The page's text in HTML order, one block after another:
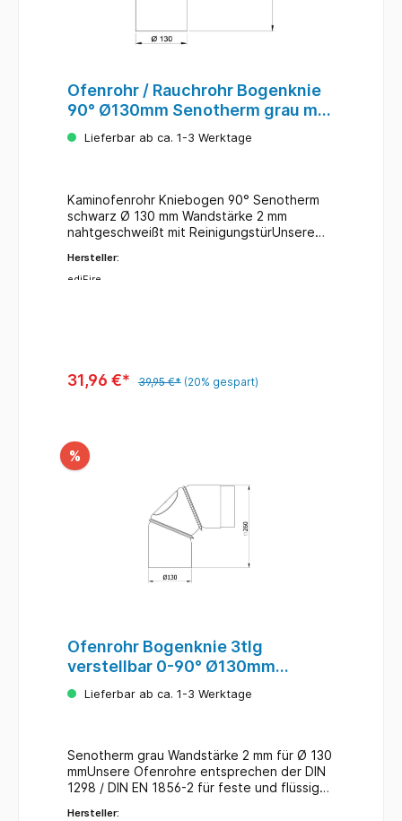
Ofenrohr / Rauchrohr Bogenknie
90° Ø130mm Senotherm grau mit
TürLieferbar ab ca. 1-3 Werktage
Kaminofenrohr Kniebogen 90° Senotherm
schwarz Ø 130 mm Wandstärke 2 mm
nahtgeschweißt mit ReinigungstürUnsere
EN 1856-2 für feste und flüssige
Brennstoffe.
Hersteller:
ediFire
31,96 €* 39,95 €* (20% gespart)
%
Ofenrohr Bogenknie 3tlg
verstellbar 0-90° Ø130mm
Senoth. grau m.T.
Lieferbar ab ca. 1-3 Werktage
Senotherm grau Wandstärke 2 mm für Ø 130
mmUnsere Ofenrohre entsprechen der DIN
1298 / DIN EN 1856-2 für feste und flüssige
Hersteller: